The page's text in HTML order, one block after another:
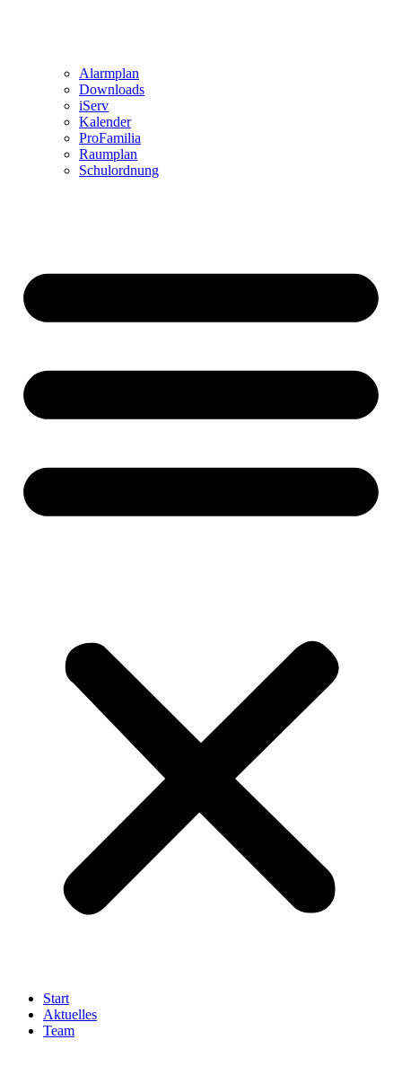
Alarmplan
Downloads
iServ
Kalender
ProFamilia
Raumplan
Schulordnung
Start
Aktuelles
Team